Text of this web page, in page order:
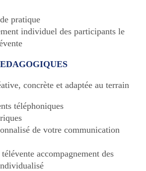
pratique
individuel des participants le
concrète et adaptée au terrain
téléphoniques
de votre communication
accompagnement des